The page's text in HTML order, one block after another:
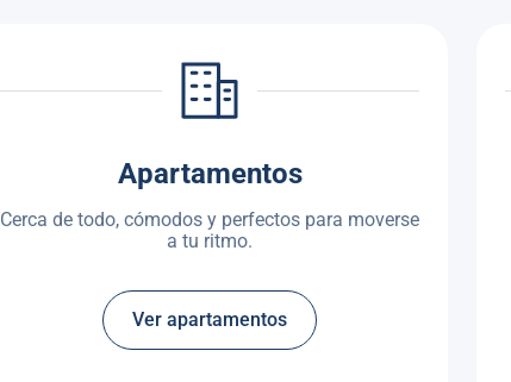
Apartamentos
Cerca de todo, cómodos y perfectos para moverse
a tu ritmo.
Ver apartamentos